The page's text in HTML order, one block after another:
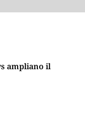
ampliano il